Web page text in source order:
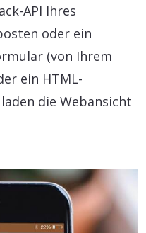
API Ihres
oder ein
(von Ihrem
ein HTML-
die Webansicht